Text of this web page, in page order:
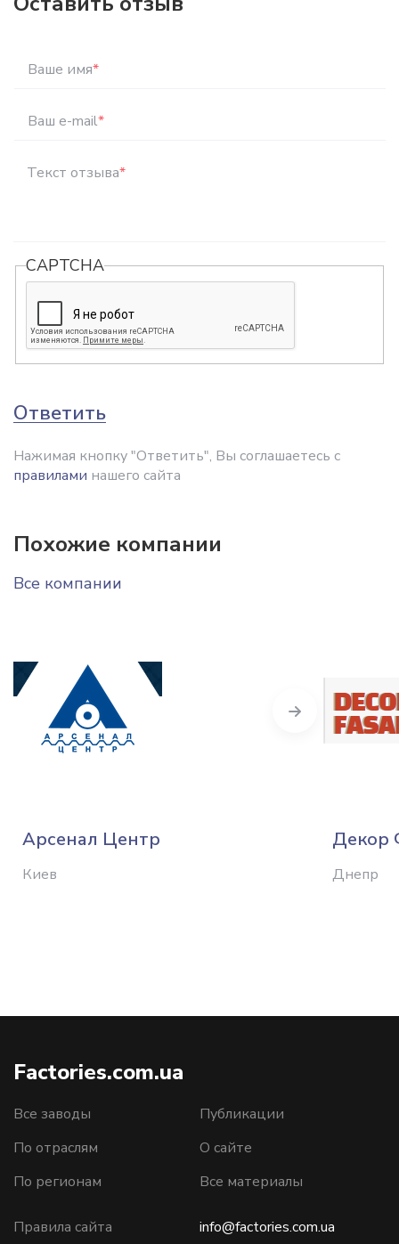
Ваше имя*
Ваш e-mail*
Текст отзыва*
CAPTCHA
Ответить
Нажимая кнопку "Ответить", Вы соглашаетесь с
правилами нашего сайта
Похожие компании
Все компании
Арсенал Центр
Киев
Декор
Днепр
Next
Factories.com.ua
Все заводы
По отраслям
По регионам
Публикации
О сайте
Все материалы
Правила сайта info@factories.com.ua